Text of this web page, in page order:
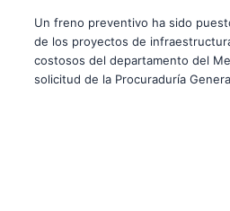
Un freno preventivo ha sido
de los proyectos de
costosos del departamento del
solicitud de la Procuraduría